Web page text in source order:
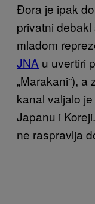
Đora je ipak
privatni
mladom
JNA u uvertiri
„Marakani“),
kanal valjalo
Japanu i
ne raspravlja